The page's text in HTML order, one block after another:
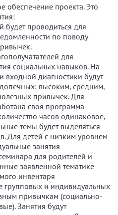
обеспечение проекта. Это
будет проводиться для
по поводу
для
социальных навыков. На
входной диагностики будут
высоким, средним,
привычек. Для
своя программа
часов одинаковое,
темы будет выделяться
Для детей с низким уровнем
занятия
для родителей и
заявленной тематике
инвентаря
групповых и индивидуальных
привычкам (социально-
Занятия будут